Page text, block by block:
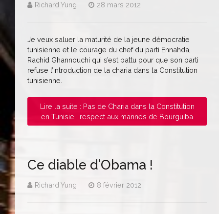
Richard Yung 28 mars 2012
Je veux saluer la maturité de la jeune démocratie
tunisienne et le courage du chef du parti Ennahda,
Rachid Ghannouchi qui s’est battu pour que son parti
refuse l’introduction de la charia dans la Constitution
tunisienne.
Lire la suite : Pas de Charia dans la Constitution
en Tunisie : respect aux mannes de Bourguiba
Ce diable d’Obama !
Richard Yung 8 février 2012